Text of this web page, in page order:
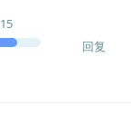
15
回复